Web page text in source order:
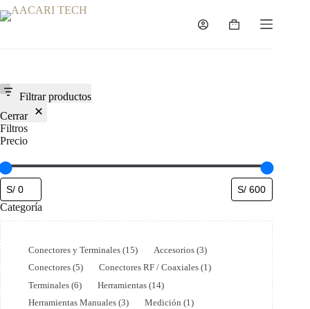
Saltar
al
Carro
Filtrar productos
Cerrar
Filtros
Precio
Categoría
Categoría
Conectores y Terminales (15) Accesorios (3)
Conectores (5) Conectores RF / Coaxiales (1)
Terminales (6) Herramientas (14)
Herramientas Manuales (3) Medición (1 )